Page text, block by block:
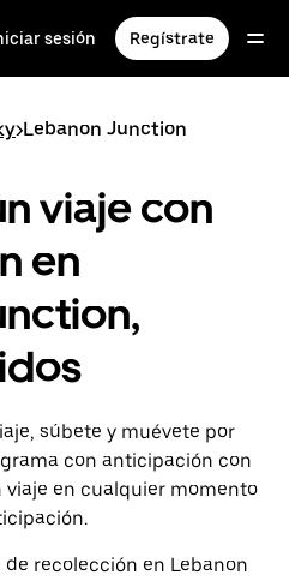
sesión Regístrate
>Lebanon Junction
viaje con
en
súbete y muévete por
con anticipación con
viaje en cualquier momento
de recolección en Lebanon